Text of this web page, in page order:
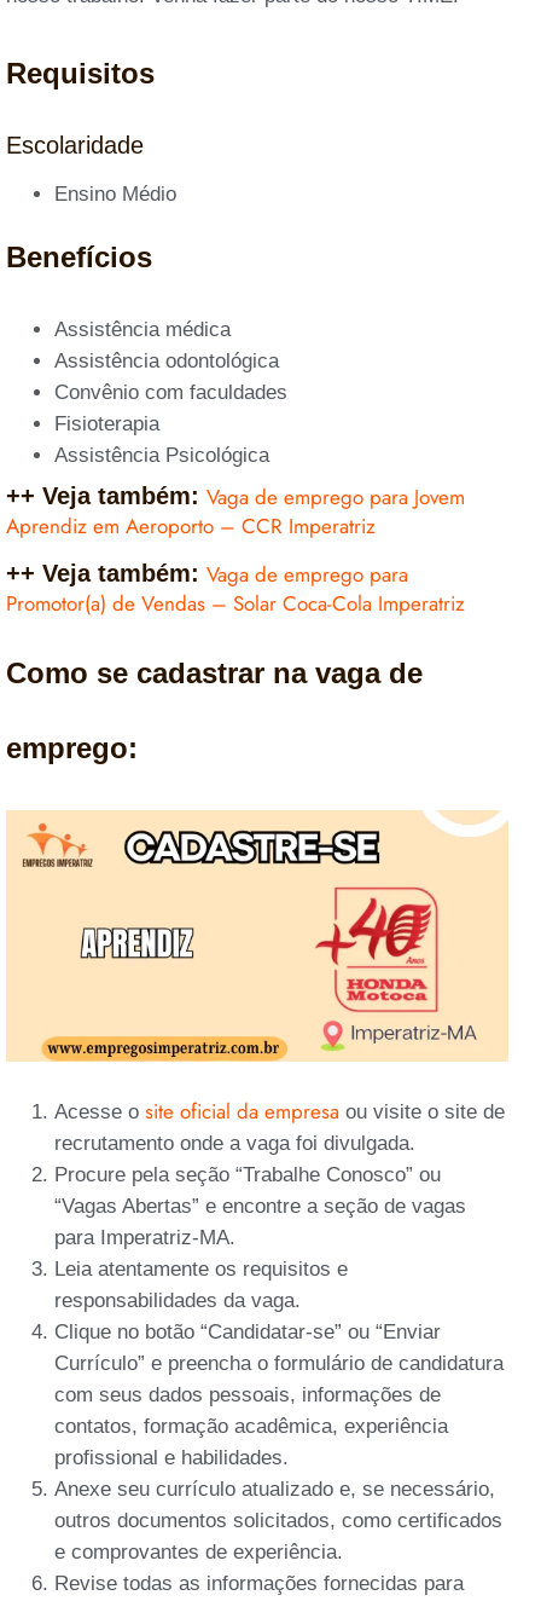
Requisitos
Escolaridade
Ensino Médio
Benefícios
Assistência médica
Assistência odontológica
Convênio com faculdades
Fisioterapia
Assistência Psicológica
++ Veja também: Vaga de emprego para Jovem
Aprendiz em Aeroporto – CCR Imperatriz
++ Veja também: Vaga de emprego para
Promotor(a) de Vendas – Solar Coca-Cola Imperatriz
Como se cadastrar na vaga de
emprego:
Acesse o site oficial da empresa ou visite o site de
recrutamento onde a vaga foi divulgada.
Procure pela seção “Trabalhe Conosco” ou
“Vagas Abertas” e encontre a seção de vagas
para Imperatriz-MA.
Leia atentamente os requisitos e
responsabilidades da vaga.
Clique no botão “Candidatar-se” ou “Enviar
Currículo” e preencha o formulário de candidatura
com seus dados pessoais, informações de
contatos, formação acadêmica, experiência
profissional e habilidades.
Anexe seu currículo atualizado e, se necessário,
outros documentos solicitados, como certificados
e comprovantes de experiência.
Revise todas as informações fornecidas para